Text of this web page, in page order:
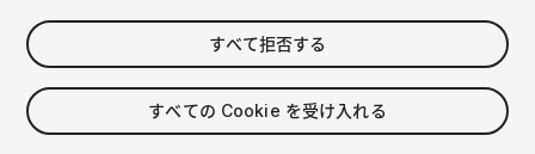
$39.99
消費税は決済時に計算されます
すべて拒否する
すべての Cookie を受け入れる